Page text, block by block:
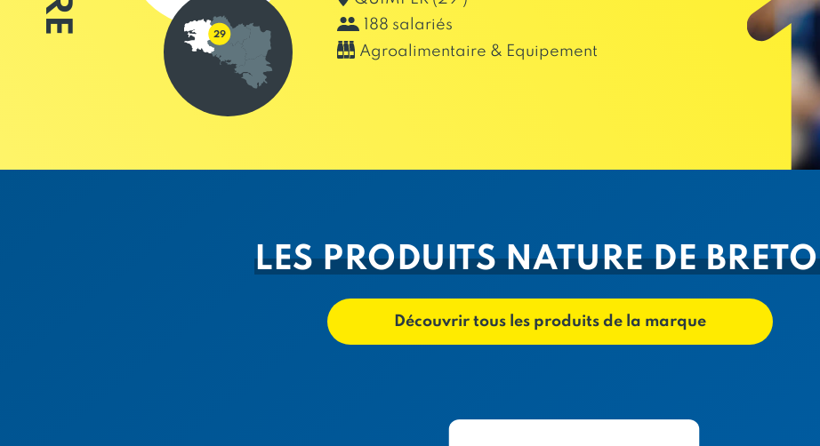
188 salariés
Agroalimentaire & Equipement
LES PRODUITS NATURE DE
Découvrir tous les produits de la marque